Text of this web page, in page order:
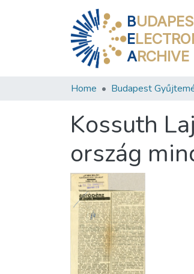
B
E
ARCHIVE
Home Budapest
Kossuth
ország